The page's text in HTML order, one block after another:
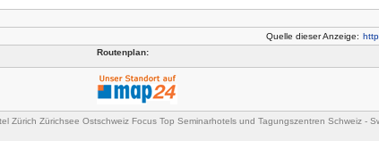
Quelle dieser Anzeige:
Routenplan:
Zürich Zürichsee Ostschweiz Focus Top Seminarhotels und Tagungszentren Schweiz -